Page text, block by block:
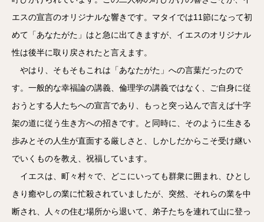
エスの宣言のオリジナルな響きです。マタイでは11節になって初
めて「あなたがた」はと急に出てきますが、イエスのオリジナル
性は後半に取り戻されたと言えます。
やはり、そもそもこれは「あなたがた」への言葉だったので
す。一般的な幸福論の講義、倫理学の講義ではなく、ご自身に従
おうとする人たちへの宣言であり、もっと突っ込んで言えば十字
架の道に従う生き方への招きです。と同時に、そのように生きる
歩みとその人生が直面する厳しさと、しかしだからこそ受け継い
でいくものを教え、祝福しています。
イエスは、町々村々で、どこにいっても群衆に囲まれ、ひとし
きり癒やしの業に忙殺されていましたが、突然、それらの業を中
断され、人々の住む場所から退いて、弟子たちを連れて山に登っ